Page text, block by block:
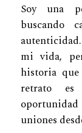
Soy una
buscando
mi vida,
historia
retrato es
oportunidad
uniones